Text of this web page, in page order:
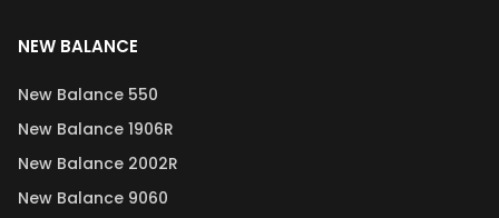
NEW BALANCE
New Balance 550
New Balance 1906R
New Balance 2002R
New Balance 9060